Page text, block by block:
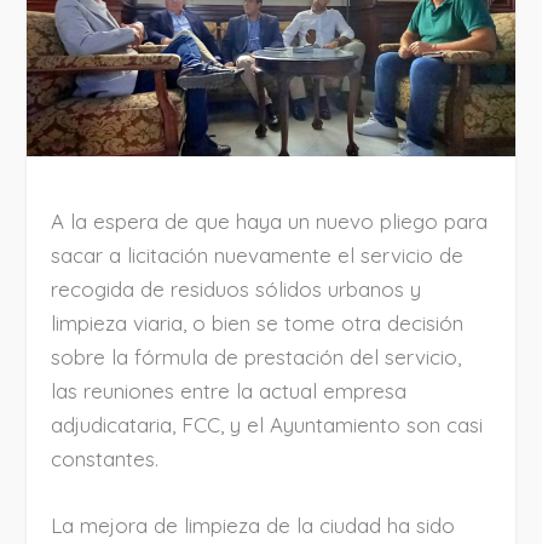
A la espera de que haya un nuevo pliego para
sacar a licitación nuevamente el servicio de
recogida de residuos sólidos urbanos y
limpieza viaria, o bien se tome otra decisión
sobre la fórmula de prestación del servicio,
las reuniones entre la actual empresa
adjudicataria, FCC, y el Ayuntamiento son casi
constantes.
La mejora de limpieza de la ciudad ha sido